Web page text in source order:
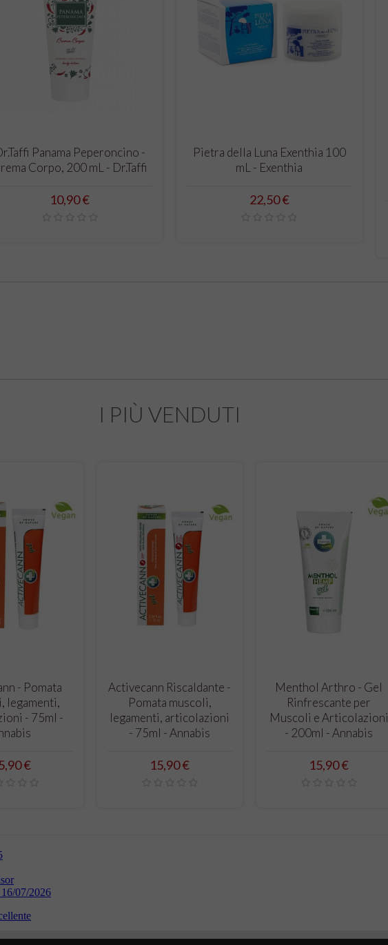
CARRELLO
Panama Peperoncino -
Corpo, 200 mL - Dr.Taffi
Prezzo
10,90 €
CARRELLO
Pietra della Luna Exenthia 100
mL - Exenthia
Prezzo
22,50 €
I PIÙ VENDUTI
- Pomata
legamenti,
- 75ml -
€
CARRELLO
Activecann Riscaldante -
Pomata muscoli,
legamenti, articolazioni
- 75ml - Annabis
Prezzo
15,90 €
CARRELLO
Menthol Arthro - Gel
Rinfrescante per
Muscoli e Articolazioni
- 200ml - Annabis
Prezzo
15,90 €